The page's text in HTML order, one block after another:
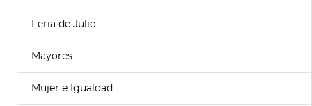
Feria de Julio
Mayores
Mujer e Igualdad